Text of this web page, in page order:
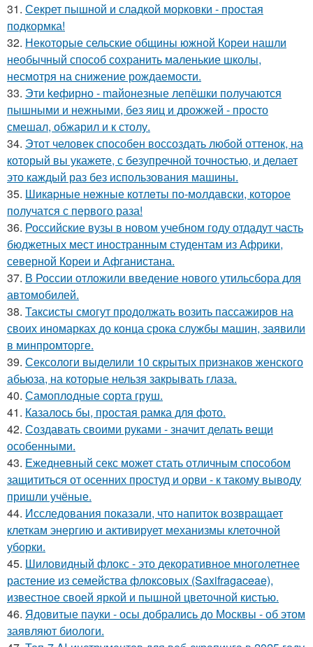
31. Секрет пышной и сладкой морковки - простая
подкормка!
32. Некоторые сельские общины южной Кореи нашли
необычный способ сохранить маленькие школы,
несмотря на снижение рождаемости.
33. Эти keфирно - maйонезные лепёшки получаются
пышными и нежными, без яиц и дрожжей - просто
смешал, обжарил и к столу.
34. Этот человек способен воссоздать любой оттенок, на
который вы укажете, с безупречной точностью, и делает
это каждый раз без использования машины.
35. Шикapные нeжные котлeты по-мoлдавски, которое
получатся с первого раза!
36. Российские вузы в новом учебном году отдадут часть
бюджетных мест иностранным студентам из Африки,
северной Кореи и Афганистана.
37. В России отложили введение нового утильсбора для
автомобилей.
38. Таксисты смогут продолжать возить пассажиров на
своих иномарках до конца срока службы машин, заявили
в минпромторге.
39. Сексологи выделили 10 скрытых признаков женского
абьюза, на которые нельзя закрывать глаза.
40. Самоплoдные сорта грyш.
41. Казалось бы, простая рамка для фото.
42. Создавать своими руками - значит делать вещи
особенными.
43. Ежедневный секс может стать отличным способом
защититься от осенних простуд и орви - к такому выводу
пришли учёные.
44. Исследования показали, что напиток возвращает
клеткам энергию и активирует механизмы клеточной
уборки.
45. Шиловидный флокс - это декоративное многолетнее
растение из семейства флоксовых (Saxifragaceae),
известное своей яркой и пышной цветочной кистью.
46. Ядовитые пауки - осы добрались до Москвы - об этом
заявляют биологи.